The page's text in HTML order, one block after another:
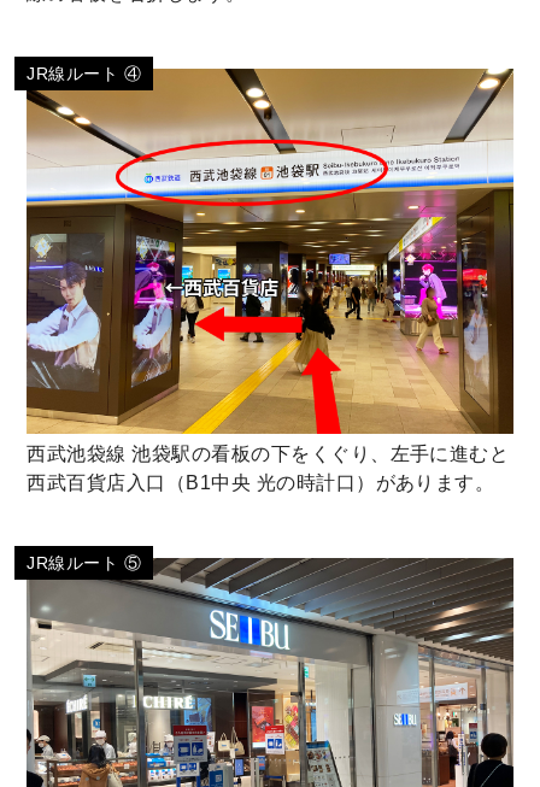
JR線ルート ④
西武池袋線 池袋駅の看板の下をくぐり、左手に進むと
西武百貨店入口（B1中央 光の時計口）があります。
JR線ルート ⑤